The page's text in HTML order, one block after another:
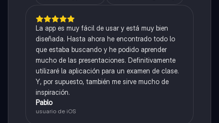
La app es muy fácil de usar y está muy bien
diseñada. Hasta ahora he encontrado todo lo
que estaba buscando y he podido aprender
mucho de las presentaciones. Definitivamente
utilizaré la aplicación para un examen de clase.
Y, por supuesto, también me sirve mucho de
inspiración.
Pablo
usuario de iOS